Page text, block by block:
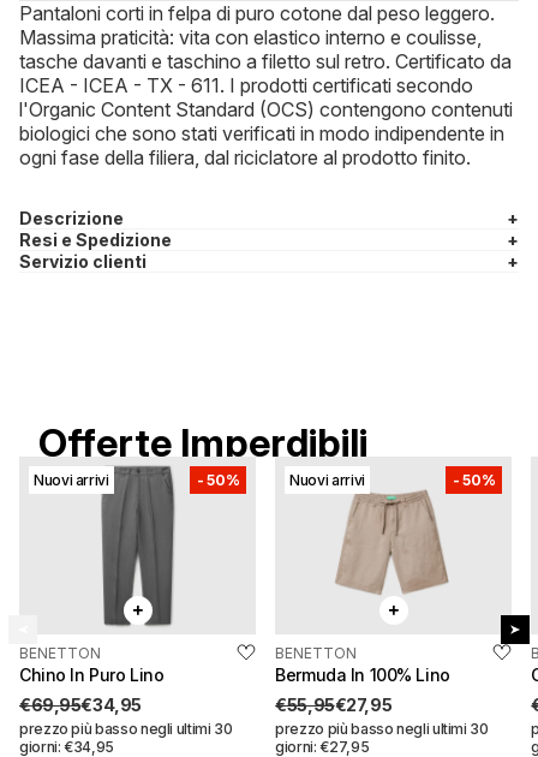
Pantaloni corti in felpa di puro cotone dal peso leggero.
Massima praticità: vita con elastico interno e coulisse,
tasche davanti e taschino a filetto sul retro. Certificato da
ICEA - ICEA - TX - 611. I prodotti certificati secondo
l'Organic Content Standard (OCS) contengono contenuti
biologici che sono stati verificati in modo indipendente in
ogni fase della filiera, dal riciclatore al prodotto finito.
Descrizione
+
Resi e Spedizione
+
Servizio clienti
+
Offerte Imperdibili
Nuovi arrivi -50%
QUICK BUY Risparmi:
BENETTON
Chino In Puro Lino
€69,95€34,95
prezzo più basso negli ultimi 30
giorni: €34,95
Nuovi arrivi -50%
QUICK BUYRisparmi:
BENETTON
Bermuda In 100% Lino
€55,95€27,95
prezzo più basso negli ultimi 30
giorni: €27,95